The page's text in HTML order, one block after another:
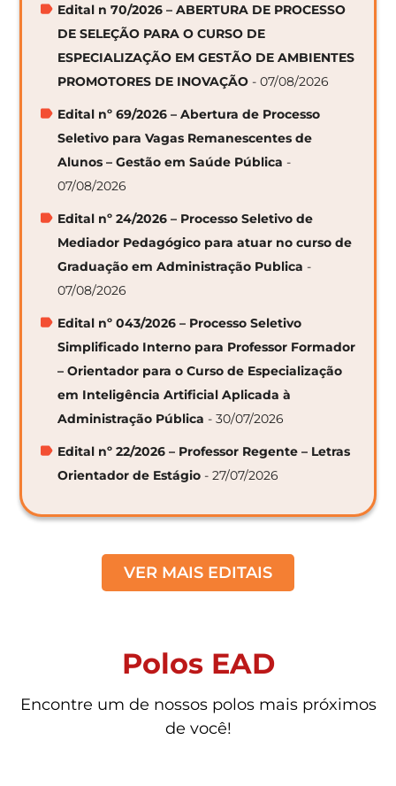
Edital n 70/2026 – ABERTURA DE PROCESSO
DE SELEÇÃO PARA O CURSO DE
ESPECIALIZAÇÃO EM GESTÃO DE AMBIENTES
PROMOTORES DE INOVAÇÃO - 07/08/2026
Edital nº 69/2026 – Abertura de Processo
Seletivo para Vagas Remanescentes de
Alunos – Gestão em Saúde Pública -
07/08/2026
Edital nº 24/2026 – Processo Seletivo de
Mediador Pedagógico para atuar no curso de
Graduação em Administração Publica -
07/08/2026
Edital nº 043/2026 – Processo Seletivo
Simplificado Interno para Professor Formador
– Orientador para o Curso de Especialização
em Inteligência Artificial Aplicada à
Administração Pública - 30/07/2026
Edital nº 22/2026 – Professor Regente – Letras
Orientador de Estágio - 27/07/2026
VER MAIS EDITAIS
Polos EAD
Encontre um de nossos polos mais próximos
de você!